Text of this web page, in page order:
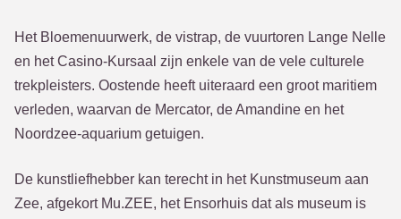
Het Bloemenuurwerk, de vistrap, de vuurtoren Lange Nelle
en het Casino-Kursaal zijn enkele van de vele culturele
trekpleisters. Oostende heeft uiteraard een groot maritiem
verleden, waarvan de Mercator, de Amandine en het
Noordzee-aquarium getuigen.
De kunstliefhebber kan terecht in het Kunstmuseum aan
Zee, afgekort Mu.ZEE, het Ensorhuis dat als museum is